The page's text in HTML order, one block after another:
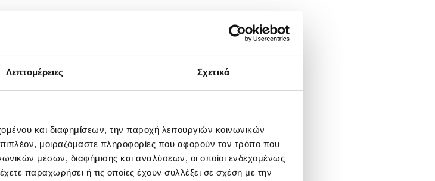
Λεπτομέρειες Σχετικά
και διαφημίσεων, την παροχή λειτουργιών κοινωνικών
μοιραζόμαστε πληροφορίες που αφορούν τον τρόπο που
μέσων, διαφήμισης και αναλύσεων, οι οποίοι ενδεχομένως
παραχωρήσει ή τις οποίες έχουν συλλέξει σε σχέση με την